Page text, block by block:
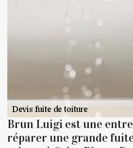
Brun Luigi est une
réparer une grande